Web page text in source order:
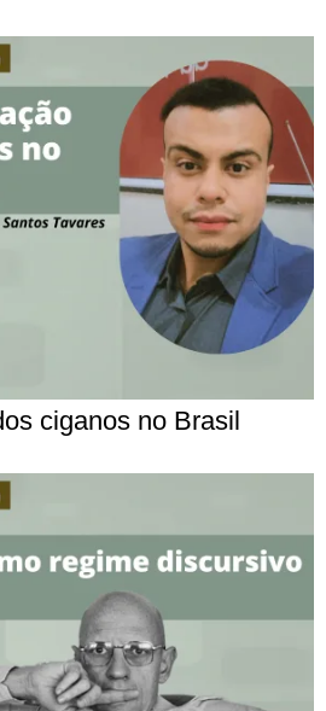
ciganos no Brasil